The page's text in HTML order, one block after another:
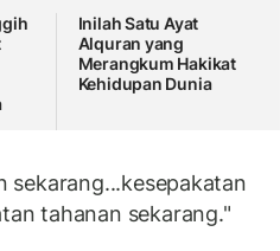
Inilah Satu Ayat
Alquran yang
Merangkum Hakikat
Kehidupan Dunia
sekarang...kesepakatan
tahanan sekarang."